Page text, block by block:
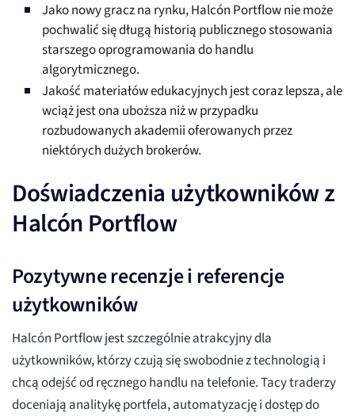
Jako nowy gracz na rynku, Halcón Portflow nie może
pochwalić się długą historią publicznego stosowania
starszego oprogramowania do handlu
algorytmicznego.
Jakość materiałów edukacyjnych jest coraz lepsza, ale
wciąż jest ona uboższa niż w przypadku
rozbudowanych akademii oferowanych przez
niektórych dużych brokerów.
Doświadczenia użytkowników z
Halcón Portflow
Pozytywne recenzje i referencje
użytkowników
Halcón Portflow jest szczególnie atrakcyjny dla
użytkowników, którzy czują się swobodnie z technologią i
chcą odejść od ręcznego handlu na telefonie. Tacy traderzy
doceniają analitykę portfela, automatyzację i dostęp do